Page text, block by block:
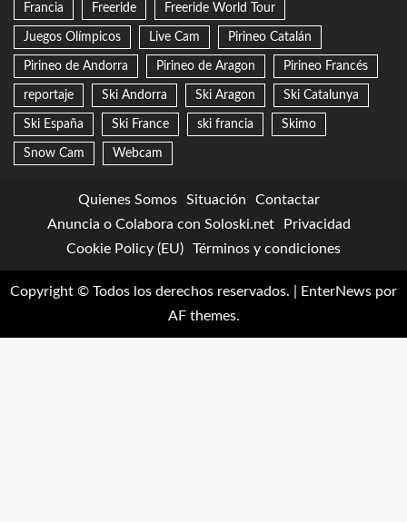
Francia Freeride Freeride World Tour
Juegos Olímpicos Live Cam Pirineo Catalán
Pirineo de Andorra Pirineo de Aragon Pirineo Francés
reportaje Ski Andorra Ski Aragon Ski Catalunya
Ski España Ski France ski francia Skimo
Snow Cam Webcam
Quienes Somos Situación
Contactar
Anuncia o Colabora con Soloski.net
Privacidad
Cookie Policy (EU)
Términos y condiciones
Copyright © Todos los derechos reservados. EnterNews por
AF themes.